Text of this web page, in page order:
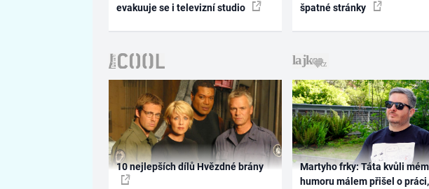
evakuuje se i televizní studio
špatné stránky
10 nejlepších dílů Hvězdné brány
Martyho frky: Táta kvůli
humoru málem přišel o práci,